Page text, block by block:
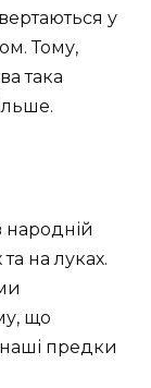
у
Тому,
така
народній
на луках.
що
предки